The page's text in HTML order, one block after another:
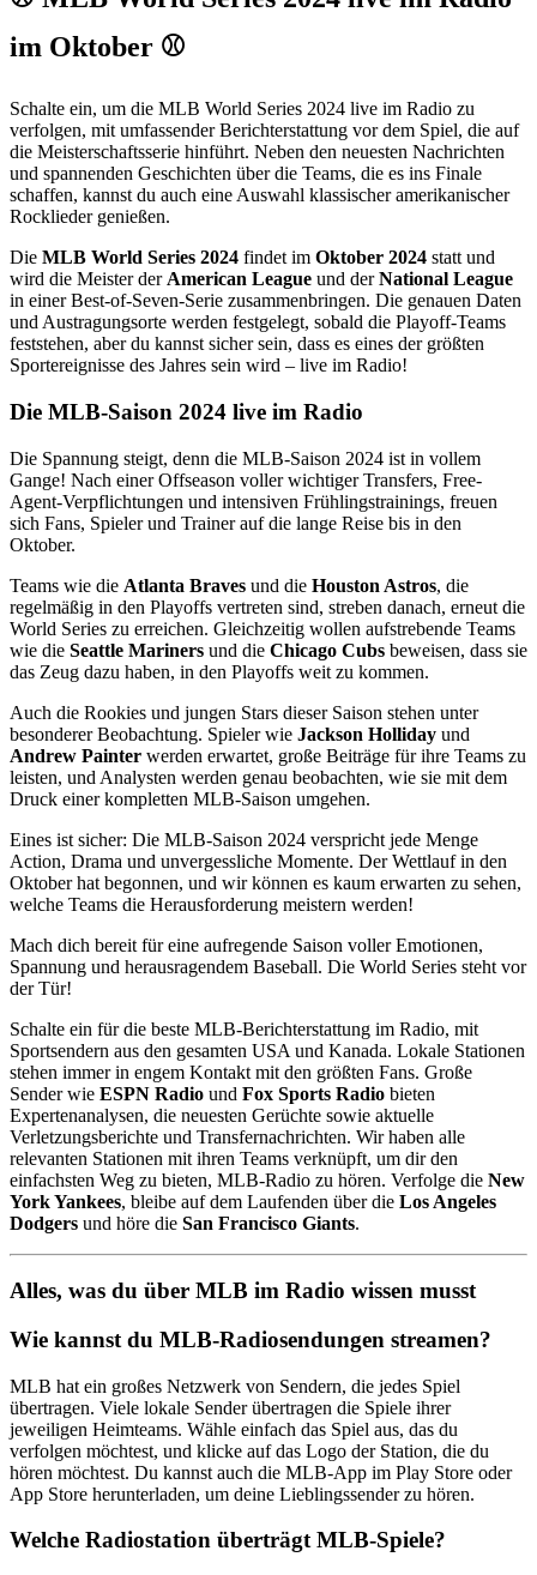
im Oktober ⚾
Schalte ein, um die MLB World Series 2024 live im Radio zu
verfolgen, mit umfassender Berichterstattung vor dem Spiel, die auf
die Meisterschaftsserie hinführt. Neben den neuesten Nachrichten
und spannenden Geschichten über die Teams, die es ins Finale
schaffen, kannst du auch eine Auswahl klassischer amerikanischer
Rocklieder genießen.
Die MLB World Series 2024 findet im Oktober 2024 statt und
wird die Meister der American League und derNational League
in einer Best-of-Seven-Serie zusammenbringen. Die genauen Daten
und Austragungsorte werden festgelegt, sobald die Playoff-Teams
feststehen, aber du kannst sicher sein, dass es eines der größten
Sportereignisse des Jahres sein wird – live im Radio!
Die MLB-Saison 2024 live im Radio
Die Spannung steigt, denn die MLB-Saison 2024 ist in vollem
Gange! Nach einer Offseason voller wichtiger Transfers, Free-
Agent-Verpflichtungen und intensiven Frühlingstrainings, freuen
sich Fans, Spieler und Trainer auf die lange Reise bis in den
Oktober.
Teams wie die Atlanta Braves und die Houston Astros, die
regelmäßig in den Playoffs vertreten sind, streben danach, erneut die
World Series zu erreichen. Gleichzeitig wollen aufstrebende Teams
wie die Seattle Mariners und die Chicago Cubs beweisen, dass sie
das Zeug dazu haben, in den Playoffs weit zu kommen.
Auch die Rookies und jungen Stars dieser Saison stehen unter
besonderer Beobachtung. Spieler wie Jackson Holliday und
Andrew Painter werden erwartet, große Beiträge für ihre Teams zu
leisten, und Analysten werden genau beobachten, wie sie mit dem
Druck einer kompletten MLB-Saison umgehen.
Eines ist sicher: Die MLB-Saison 2024 verspricht jede Menge
Action, Drama und unvergessliche Momente. Der Wettlauf in den
Oktober hat begonnen, und wir können es kaum erwarten zu sehen,
welche Teams die Herausforderung meistern werden!
Mach dich bereit für eine aufregende Saison voller Emotionen,
Spannung und herausragendem Baseball. Die World Series steht vor
der Tür!
Schalte ein für die beste MLB-Berichterstattung im Radio, mit
Sportsendern aus den gesamten USA und Kanada. Lokale Stationen
stehen immer in engem Kontakt mit den größten Fans. Große
Sender wie ESPN Radio und Fox Sports Radio bieten
Expertenanalysen, die neuesten Gerüchte sowie aktuelle
Verletzungsberichte und Transfernachrichten. Wir haben alle
relevanten Stationen mit ihren Teams verknüpft, um dir den
einfachsten Weg zu bieten, MLB-Radio zu hören. Verfolge die New
York Yankees, bleibe auf dem Laufenden über die Los Angeles
Dodgers und höre die San Francisco Giants.
Alles, was du über MLB im Radio wissen musst
Wie kannst du MLB-Radiosendungen streamen?
MLB hat ein großes Netzwerk von Sendern, die jedes Spiel
übertragen. Viele lokale Sender übertragen die Spiele ihrer
jeweiligen Heimteams. Wähle einfach das Spiel aus, das du
verfolgen möchtest, und klicke auf das Logo der Station, die du
hören möchtest. Du kannst auch die MLB-App im Play Store oder
App Store herunterladen, um deine Lieblingssender zu hören.
Welche Radiostation überträgt MLB-Spiele?